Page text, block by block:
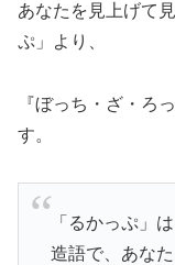
あなたを見上げて
ぷ」より、
『ぼっち・ざ・ろ
す。
「るかっぷ」
造語で、あな